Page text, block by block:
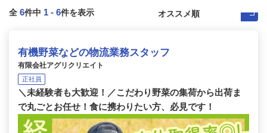
全 6件中 1 - 6件を表示
有機野菜などの物流業務スタッフ
有限会社アグリクリエイト
正社員
＼未経験者も大歓迎！／こだわり野菜の集荷から出荷ま
で丸ごとお任せ！食に携わりたい方、必見です！